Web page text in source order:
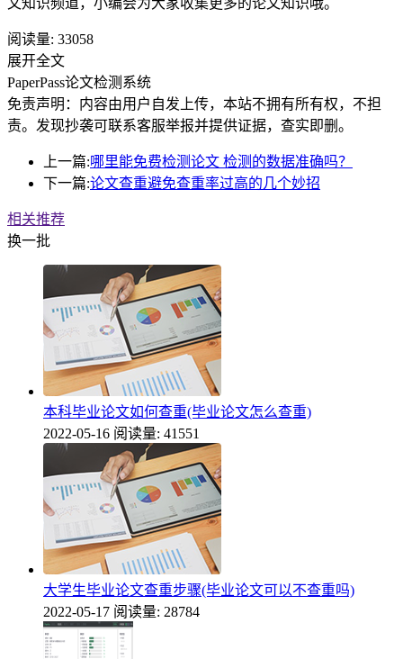
阅读量: 33058
展开全文
PaperPass论文检测系统
免责声明：内容由用户自发上传，本站不拥有所有权，不担
责。发现抄袭可联系客服举报并提供证据，查实即删。
上一篇:哪里能免费检测论文 检测的数据准确吗？
下一篇:论文查重避免查重率过高的几个妙招
相关推荐
换一批
本科毕业论文如何查重(毕业论文怎么查重)
2022-05-16 阅读量: 41551
大学生毕业论文查重步骤(毕业论文可以不查重吗)
2022-05-17 阅读量: 28784